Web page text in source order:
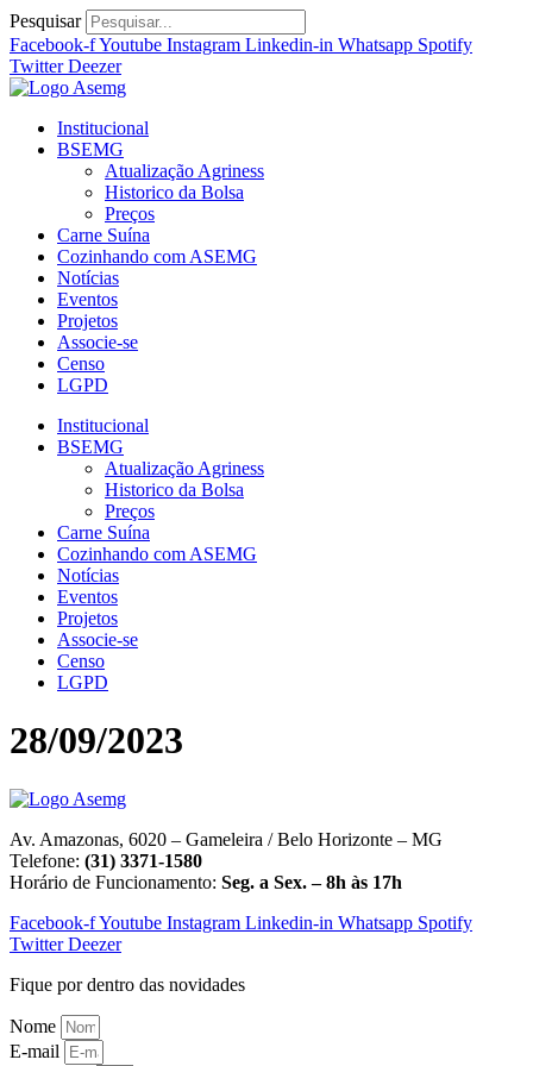
Ir
para
o
conteúdo
Pesquisar
Facebook-fYoutube Instagram Linkedin-in Whatsapp Spotify
Twitter Deezer
Institucional
BSEMG
Atualização Agriness
Historico da Bolsa
Preços
Carne Suína
Cozinhando com ASEMG
Notícias
Eventos
Projetos
Associe-se
Censo
LGPD
Institucional
BSEMG
Atualização Agriness
Historico da Bolsa
Preços
Carne Suína
Cozinhando com ASEMG
Notícias
Eventos
Projetos
Associe-se
Censo
LGPD
28/09/2023
Av. Amazonas, 6020 – Gameleira / Belo Horizonte – MG
Telefone: (31) 3371-1580
Horário de Funcionamento: Seg. a Sex. – 8h às 17h
Facebook-fYoutube Instagram Linkedin-in Whatsapp Spotify
Twitter Deezer
Fique por dentro das novidades
Nome
E-mail